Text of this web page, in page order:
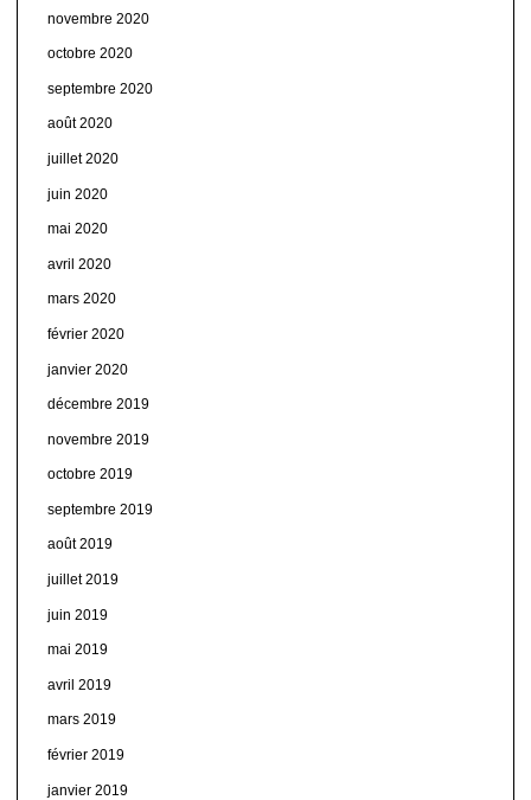
novembre 2020
octobre 2020
septembre 2020
août 2020
juillet 2020
juin 2020
mai 2020
avril 2020
mars 2020
février 2020
janvier 2020
décembre 2019
novembre 2019
octobre 2019
septembre 2019
août 2019
juillet 2019
juin 2019
mai 2019
avril 2019
mars 2019
février 2019
janvier 2019